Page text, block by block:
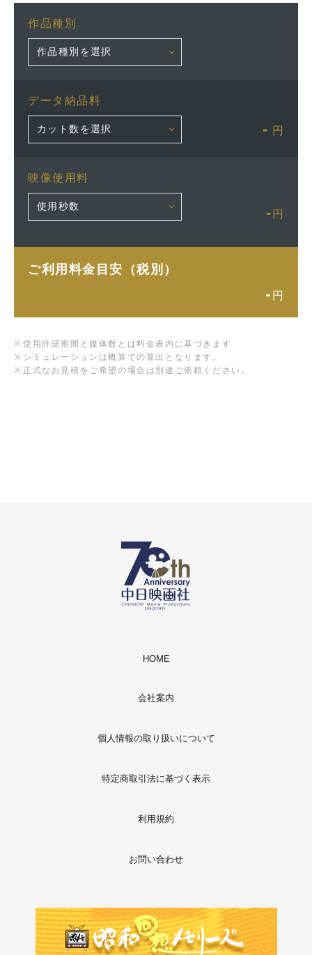
作品種別
データ納品料
- 円
映像使用料
- 円
ご利用料金目安（税別）
- 円
※ 使用許諾期間と媒体数とは料金表内に基づきます
※ シミュレーションは概算での算出となります。
※ 正式なお見積をご希望の場合は別途ご依頼ください。
HOME
会社案内
個人情報の取り扱いについて
特定商取引法に基づく表示
利用規約
お問い合わせ